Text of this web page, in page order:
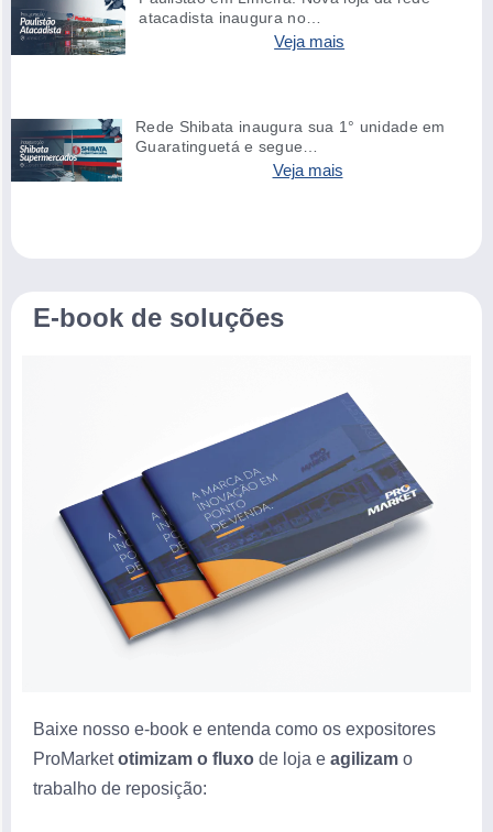
atacadista inaugura no…
Veja mais
Rede Shibata inaugura sua 1° unidade em
Guaratinguetá e segue…
Veja mais
E-book de soluções
Baixe nosso e-book e entenda como os expositores
ProMarketotimizam o fluxo de loja e agilizam o
trabalho de reposição: